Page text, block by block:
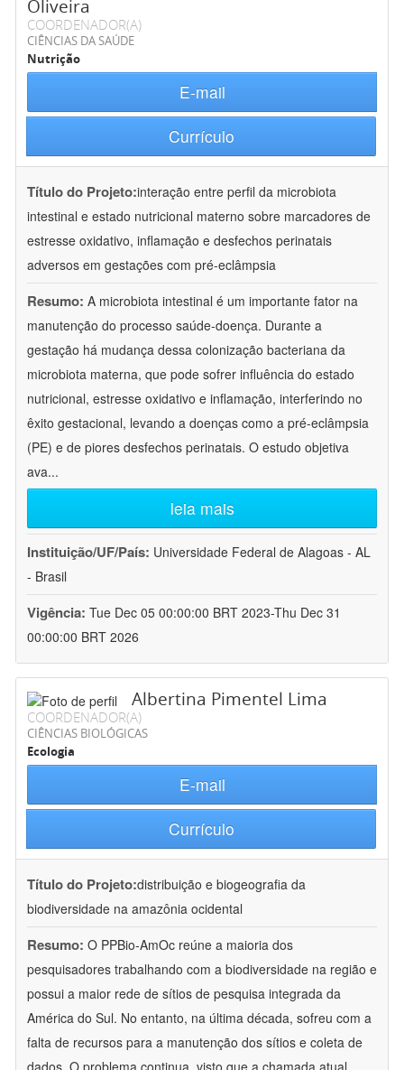
Oliveira
COORDENADOR(A)
CIÊNCIAS DA SAÚDE
Nutrição
E-mail
Currículo
Título do Projeto:interação entre perfil da microbiota
intestinal e estado nutricional materno sobre marcadores de
estresse oxidativo, inflamação e desfechos perinatais
adversos em gestações com pré-eclâmpsia
Resumo: A microbiota intestinal é um importante fator na
manutenção do processo saúde-doença. Durante a
gestação há mudança dessa colonização bacteriana da
microbiota materna, que pode sofrer influência do estado
nutricional, estresse oxidativo e inflamação, interferindo no
êxito gestacional, levando a doenças como a pré-eclâmpsia
(PE) e de piores desfechos perinatais. O estudo objetiva
ava...
leia mais
Instituição/UF/País: Universidade Federal de Alagoas - AL
- Brasil
Vigência: Tue Dec 05 00:00:00 BRT 2023-Thu Dec 31
00:00:00 BRT 2026
Albertina Pimentel Lima
COORDENADOR(A)
CIÊNCIAS BIOLÓGICAS
Ecologia
E-mail
Currículo
Título do Projeto:distribuição e biogeografia da
biodiversidade na amazônia ocidental
Resumo: O PPBio-AmOc reúne a maioria dos
pesquisadores trabalhando com a biodiversidade na região e
possui a maior rede de sítios de pesquisa integrada da
América do Sul. No entanto, na última década, sofreu com a
falta de recursos para a manutenção dos sítios e coleta de